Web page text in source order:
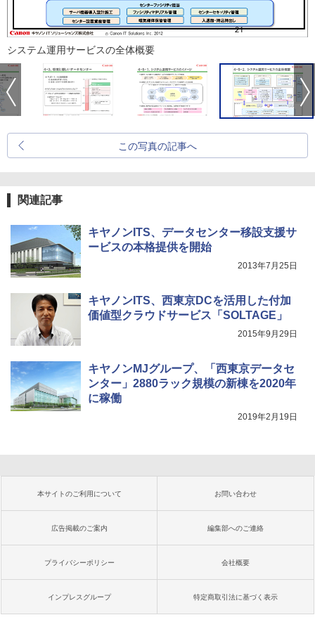
システム運用サービスの全体概要
この写真の記事へ
関連記事
キヤノンITS、データセンター移設支援サ
ービスの本格提供を開始
2013年7月25日
キヤノンITS、西東京DCを活用した付加
価値型クラウドサービス「SOLTAGE」
2015年9月29日
キヤノンMJグループ、「西東京データセ
ンター」2880ラック規模の新棟を2020年
に稼働
2019年2月19日
本サイトのご利用について お問い合わせ
広告掲載のご案内 編集部へのご連絡
プライバシーポリシー 会社概要
インプレスグループ 特定商取引法に基づく表示